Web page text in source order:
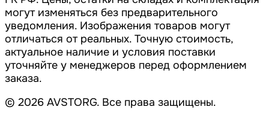
могут изменяться без предварительного
уведомления. Изображения товаров могут
отличаться от реальных. Точную стоимость,
актуальное наличие и условия поставки
уточняйте у менеджеров перед оформлением
заказа.
© 2026 AVSTORG. Все права защищены.